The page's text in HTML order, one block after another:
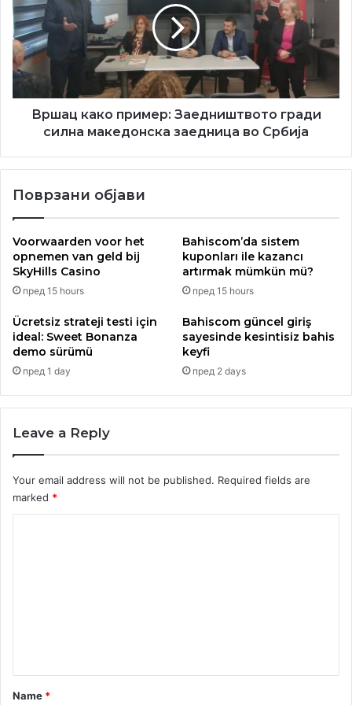
Настапот на Ивановски претставува гордост за
македонската заедница во Србија и силна мотивација за
младите спортисти да веруваат дека и од овие
простори можат да се постигнат врвни резултати на
меѓународната сцена.
Заедништвото
гради
силна
македонска
заедница
во
СрбијаВршац како пример: Заедништвото гради
силна македонска заедница во Србија
Поврзани објави
Voorwaarden voor het
opnemen van geld bij
SkyHills Casino
пред 15 hours
Bahiscom’da sistem
kuponları ile kazancı
artırmak mümkün mü?
пред 15 hours
Ücretsiz strateji testi için
ideal: Sweet Bonanza
demo sürümü
пред 1 day
Bahiscom güncel giriş
sayesinde kesintisiz bahis
keyfi
пред 2 days
Leave a Reply
Your email address will not be published. Required fields are
marked *
*
Name *